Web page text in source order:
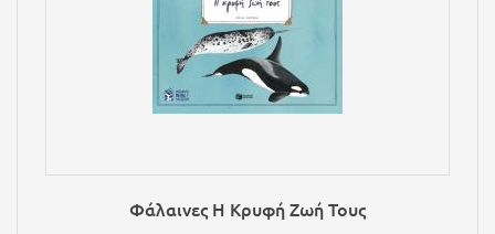
Φάλαινες Η Κρυφή Ζωή Τους